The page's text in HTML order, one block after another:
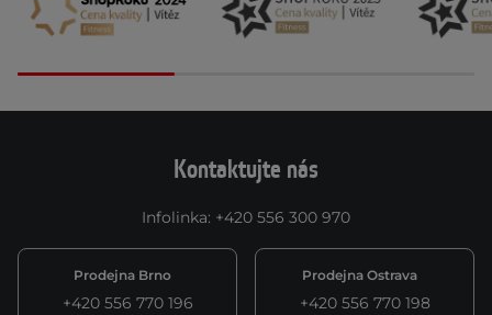
Kontaktujte nás
Infolinka: +420 556 300 970
Prodejna Brno
+420 556 770 196
Prodejna Ostrava
+420 556 770 198